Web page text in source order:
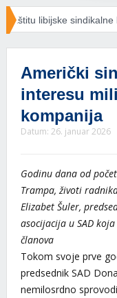
liderke Nermin Al-
Američki
interesu
kompanija
Datum: 26. januar 2026
Godinu dana od
Trampa, životi
Elizabet Šuler,
asocijacija u SAD
članova
Tokom svoje prve
predsednik SAD
nemilosrdno